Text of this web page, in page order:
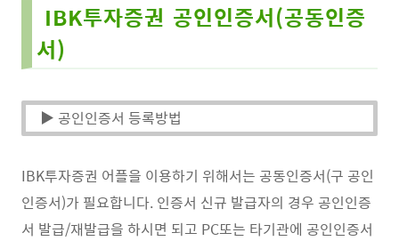
IBK투자증권 공인인증서(공동인증
서)
▶ 공인인증서 등록방법
IBK투자증권 어플을 이용하기 위해서는 공동인증서(구 공인
인증서)가 필요합니다. 인증서 신규 발급자의 경우 공인인증
서 발급/재발급을 하시면 되고 PC또는 타기관에 공인인증서